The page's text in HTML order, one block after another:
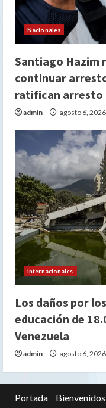
Nacionales
Santiago Hazim
continuar
ratifican arresto
admin agosto 6, 2026
Internacionales
Los daños por
educación de
Venezuela
admin agosto 6, 2026
Portada Bienvenidos